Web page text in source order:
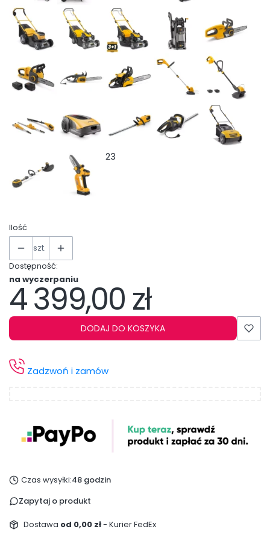
23
Ilość
szt.
Dostępność:
na wyczerpaniu
Cena
4 399,00 zł
DODAJ DO KOSZYKA
Zadzwoń i zamów
Czas wysyłki:48 godzin
Zapytaj o produkt
Dostawa od 0,00 zł- Kurier FedEx